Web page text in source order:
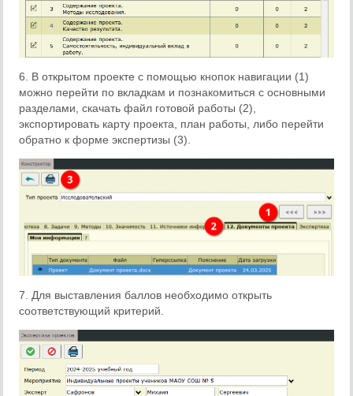
6. В открытом проекте с помощью кнопок навигации (1)
можно перейти по вкладкам и познакомиться с основными
разделами, скачать файл готовой работы (2),
экспортировать карту проекта, план работы, либо перейти
обратно к форме экспертизы (3).
7. Для выставления баллов необходимо открыть
соответствующий критерий.